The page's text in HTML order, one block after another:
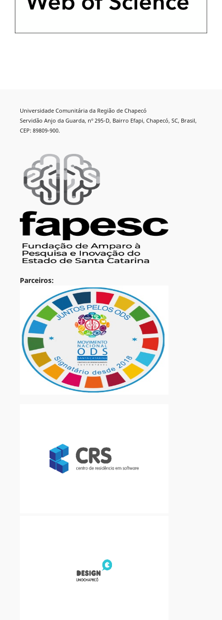
Universidade Comunitária da Região de Chapecó
Servidão Anjo da Guarda, nº 295-D, Bairro Efapi, Chapecó, SC, Brasil,
CEP: 89809-900.
Parceiros: